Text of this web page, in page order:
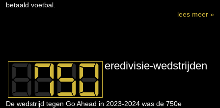
betaald voetbal.
lees meer »
eredivisie-wedstrijden
De wedstrijd tegen Go Ahead in 2023-2024 was de 750e